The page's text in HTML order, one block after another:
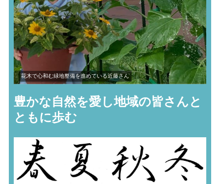
花木で心和む緑地整備を進めている近藤さん
豊かな自然を愛し地域の皆さんと
ともに歩む